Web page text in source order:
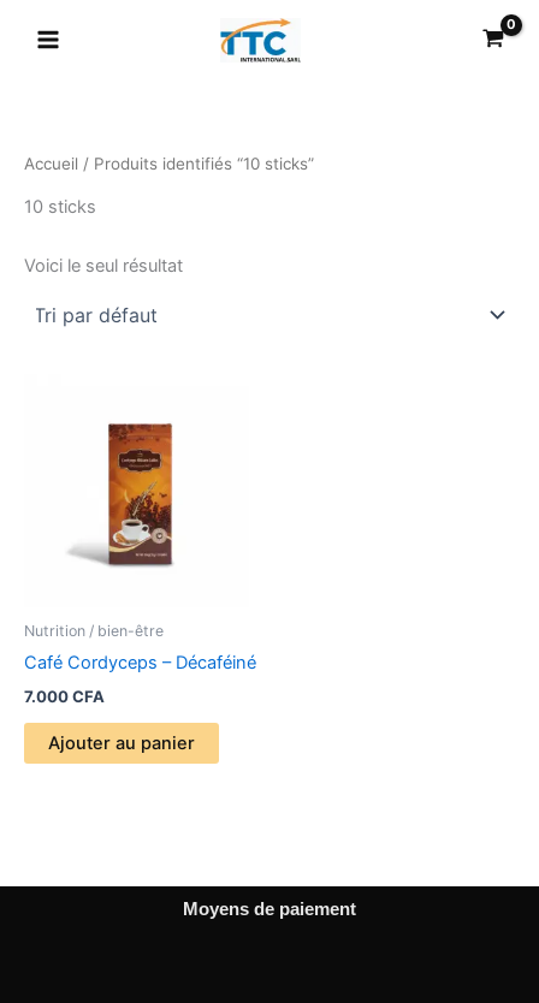
Accueil / Produits identifiés “10 sticks”
10 sticks
Voici le seul résultat
Nutrition / bien-être
Café Cordyceps – Décaféiné
7.000CFA
Ajouter au panier
Moyens de paiement